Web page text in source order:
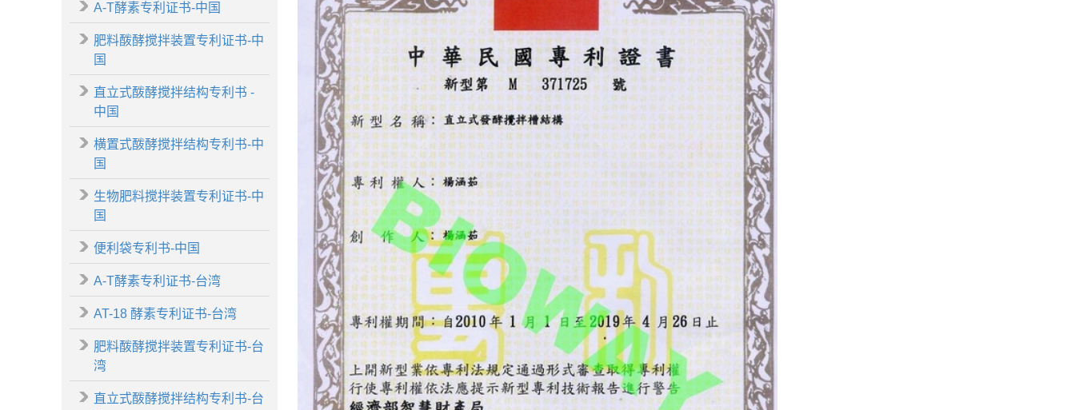
A-T酵素专利证书-中国
肥料酦酵搅拌装置专利证书-中
国
直立式酦酵搅拌结构专利书 -
中国
横置式酦酵搅拌结构专利书-中
国
生物肥料搅拌装置专利证书-中
国
便利袋专利书-中国
A-T酵素专利证书-台湾
AT-18 酵素专利证书-台湾
肥料酦酵搅拌装置专利证书-台
湾
直立式酦酵搅拌结构专利书-台